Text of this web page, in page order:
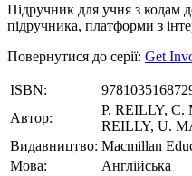
Підручник для учня з кодам
підручника, платформи з
Повернутися до серії: Get
ISBN:
Автор:
P. REILLY,
REILLY, U.
Видавництво: Macmillan
Мова:
Англійська